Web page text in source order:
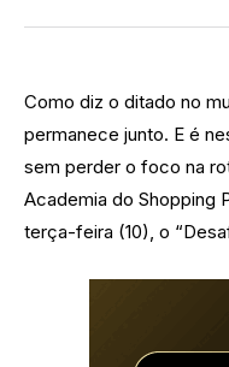
Como diz o ditado no
permanece junto. E é
sem perder o foco na
Academia do Shopping
terça-feira (10), o